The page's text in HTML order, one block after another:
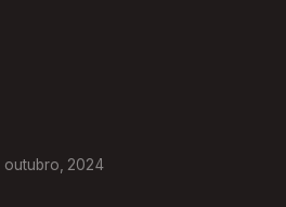
outubro 2024